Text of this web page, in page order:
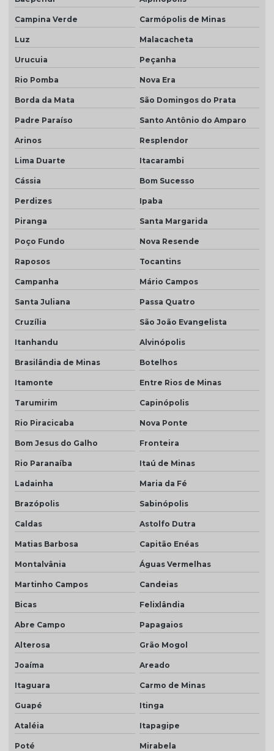
Campina Verde Carmópolis de Minas
Luz Malacacheta
Urucuia Peçanha
Rio Pomba Nova Era
Borda da Mata São Domingos do Prata
Padre Paraíso Santo Antônio do Amparo
Arinos Resplendor
Lima Duarte Itacarambi
Cássia Bom Sucesso
Perdizes Ipaba
Piranga Santa Margarida
Poço Fundo Nova Resende
Raposos Tocantins
Campanha Mário Campos
Santa Juliana Passa Quatro
Cruzília São João Evangelista
Itanhandu Alvinópolis
Brasilândia de Minas Botelhos
Itamonte Entre Rios de Minas
Tarumirim Capinópolis
Rio Piracicaba Nova Ponte
Bom Jesus do Galho Fronteira
Rio Paranaíba Itaú de Minas
Ladainha Maria da Fé
Brazópolis Sabinópolis
Caldas Astolfo Dutra
Matias Barbosa Capitão Enéas
Montalvânia Águas Vermelhas
Martinho Campos Candeias
Bicas Felixlândia
Abre Campo Papagaios
Alterosa Grão Mogol
Joaíma Areado
Itaguara Carmo de Minas
Guapé Itinga
Ataléia Itapagipe
Poté Mirabela